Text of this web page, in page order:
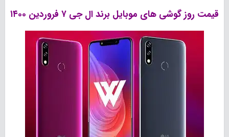
قیمت روز گوشی های موبایل برند ال جی ۷ فروردین ۱۴۰۰